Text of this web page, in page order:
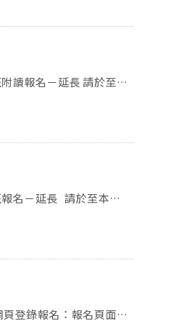
學員上課相關事宜。
支援工作人員。
課或兼任教師。 第
規定資格之該科外籍之
信件通知繳費資訊，敬
－延長 請於至本
年6月22日（五）前掛
學分費及雜費繳費。 繳
信件通知繳費資訊，
請於至本中
6月22日（一）前掛號
費及雜費繳費。 繳費
信件通知繳費資訊，